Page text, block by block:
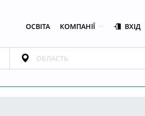
ОСВІТА КОМПАНІЇ ВХІД